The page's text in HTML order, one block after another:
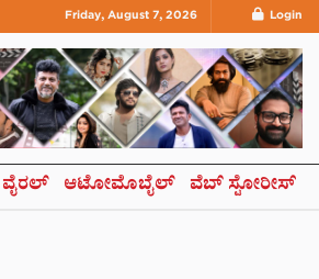
Friday, August 7, 2026 Login
ವೈರಲ್ ಆಟೋಮೊಬೈಲ್ ವೆಬ್ ಸ್ಟೋರೀಸ್